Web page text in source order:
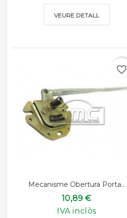
VEURE DETALL
Mecanisme Obertura Porta...
10,89 €
IVA inclòs
favorite_border